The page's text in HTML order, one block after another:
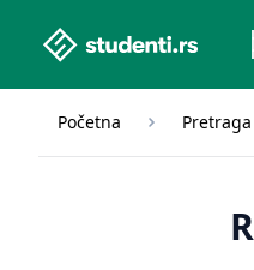
studenti.rs home page
Početna Pretraga